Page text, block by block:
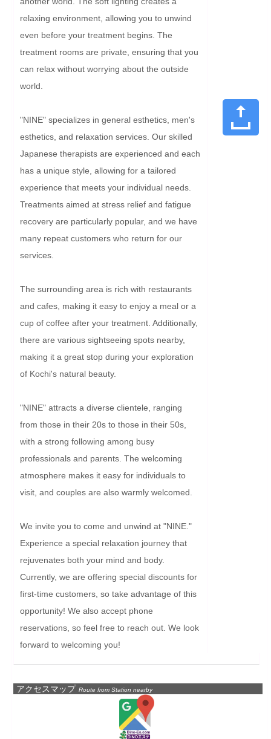
relaxing environment, allowing you to unwind
even before your treatment begins. The
treatment rooms are private, ensuring that you
can relax without worrying about the outside
world.
"NINE" specializes in general esthetics, men's
esthetics, and relaxation services. Our skilled
Japanese therapists are experienced and each
has a unique style, allowing for a tailored
experience that meets your individual needs.
Treatments aimed at stress relief and fatigue
recovery are particularly popular, and we have
many repeat customers who return for our
services.
The surrounding area is rich with restaurants
and cafes, making it easy to enjoy a meal or a
cup of coffee after your treatment. Additionally,
there are various sightseeing spots nearby,
making it a great stop during your exploration
of Kochi's natural beauty.
"NINE" attracts a diverse clientele, ranging
from those in their 20s to those in their 50s,
with a strong following among busy
professionals and parents. The welcoming
atmosphere makes it easy for individuals to
visit, and couples are also warmly welcomed.
We invite you to come and unwind at "NINE."
Experience a special relaxation journey that
rejuvenates both your mind and body.
Currently, we are offering special discounts for
first-time customers, so take advantage of this
opportunity! We also accept phone
reservations, so feel free to reach out. We look
forward to welcoming you!
アクセスマップ Route from Station nearby